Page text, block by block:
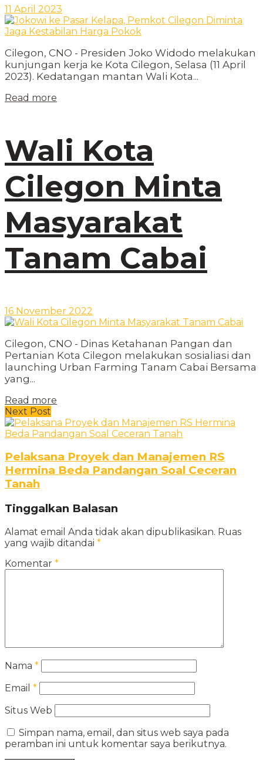
11 April 2023
Cilegon, CNO - Presiden Joko Widodo melakukan
kunjungan kerja ke Kota Cilegon, Selasa (11 April
2023). Kedatangan mantan Wali Kota...
Read more
Wali Kota
Cilegon Minta
Masyarakat
Tanam Cabai
16 November 2022
Cilegon, CNO - Dinas Ketahanan Pangan dan
Pertanian Kota Cilegon melakukan sosialiasi dan
launching Urban Farming Tanam Cabai Bersama
yang...
Read more
Next Post
Pelaksana Proyek dan Manajemen RS
Hermina Beda Pandangan Soal Ceceran
Tanah
Tinggalkan Balasan
Alamat email Anda tidak akan dipublikasikan. Ruas
yang wajib ditandai *
Komentar *
Nama *
Email *
Situs Web
Simpan nama, email, dan situs web saya pada
peramban ini untuk komentar saya berikutnya.